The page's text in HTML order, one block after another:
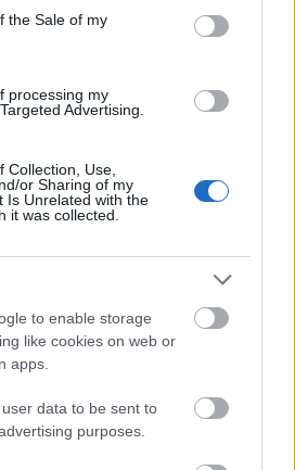
the Sale of my
processing my
Advertising.
Collection, Use,
or Sharing of my
Is Unrelated with the
it was collected.
to enable storage
like cookies on web or
apps.
data to be sent to
purposes.
50%)